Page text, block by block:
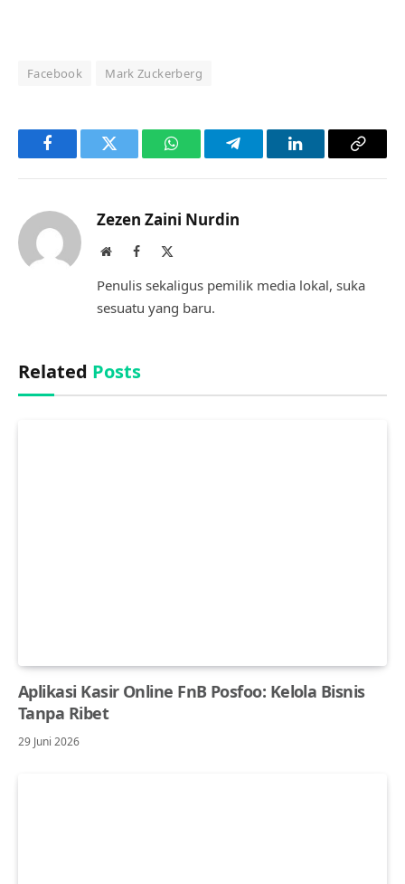
Facebook Mark Zuckerberg
FacebookTwitter WhatsAppTelegramLinkedInCopy
Zezen Zaini Nurdin
WebsiteFacebook
Penulis sekaligus pemilik media lokal, suka
sesuatu yang baru.
Related Posts
Aplikasi Kasir Online FnB Posfoo: Kelola Bisnis
Tanpa Ribet
29 Juni 2026